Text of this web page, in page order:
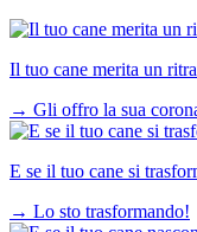
Il tuo cane merita un
→ Gli offro la sua
E se il tuo cane si
→ Lo sto trasformando!